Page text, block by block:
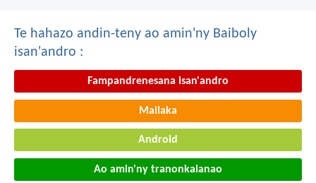
Te hahazo andin-teny ao amin'ny Baiboly
isan'andro :
Fampandrenesana isan'andro
Mailaka
Android
Ao amin'ny tranonkalanao